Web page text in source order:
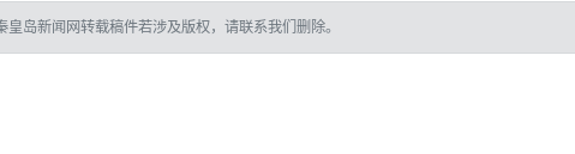
岛新闻网转载稿件若涉及版权，请联系我们删除。